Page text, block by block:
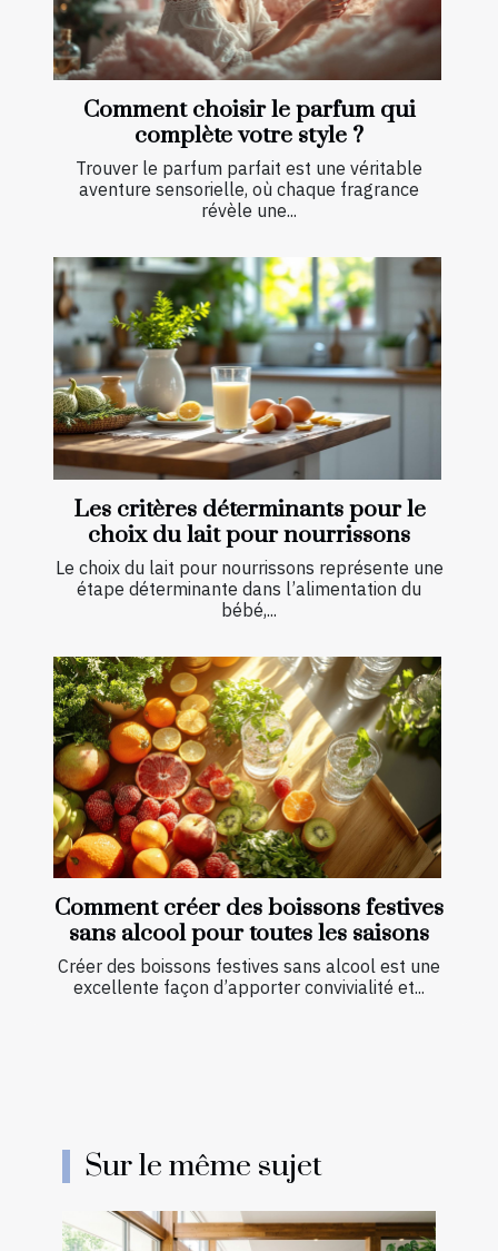
Comment choisir le parfum qui
complète votre style ?
Trouver le parfum parfait est une véritable
aventure sensorielle, où chaque fragrance
révèle une...
Les critères déterminants pour le
choix du lait pour nourrissons
Le choix du lait pour nourrissons représente une
étape déterminante dans l’alimentation du
bébé,...
Comment créer des boissons festives
sans alcool pour toutes les saisons
Créer des boissons festives sans alcool est une
excellente façon d’apporter convivialité et...
Sur le même sujet